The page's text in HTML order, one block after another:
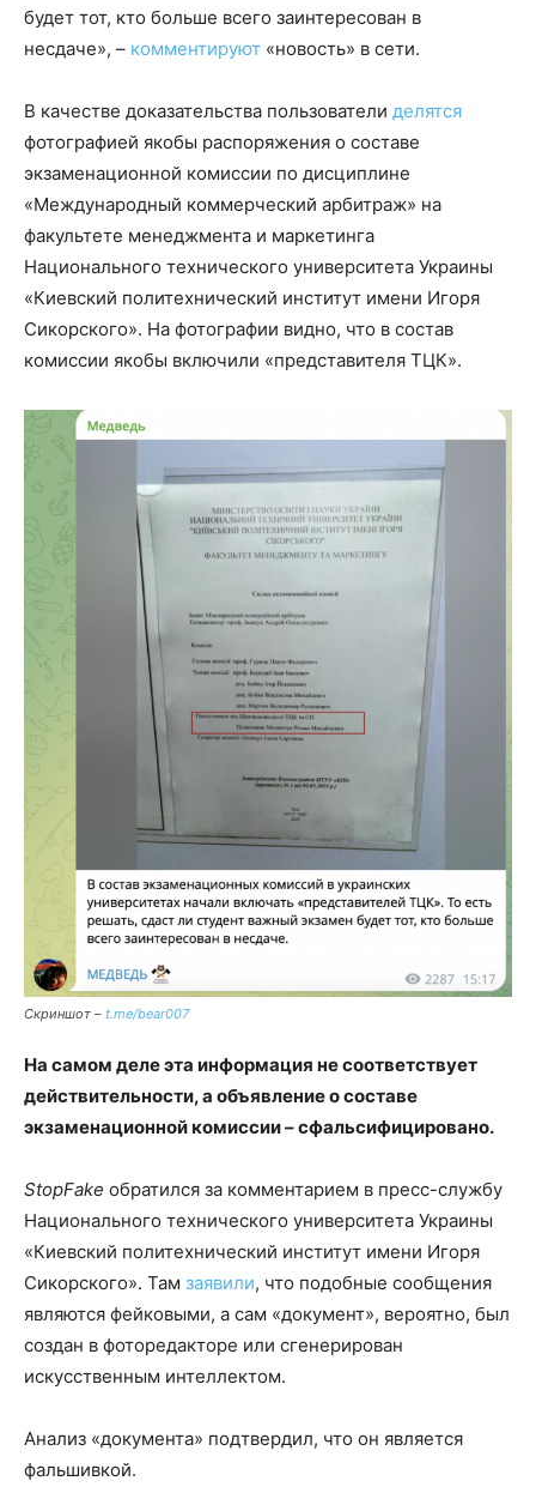
будет тот, кто больше всего заинтересован в
несдаче», – комментируют «новость» в сети.
В качестве доказательства пользователи делятся
фотографией якобы распоряжения о составе
экзаменационной комиссии по дисциплине
«Международный коммерческий арбитраж» на
факультете менеджмента и маркетинга
Национального технического университета Украины
«Киевский политехнический институт имени Игоря
Сикорского». На фотографии видно, что в состав
комиссии якобы включили «представителя ТЦК».
Скриншот – t.me/bear007
На самом деле эта информация не соответствует
действительности, а объявление о составе
экзаменационной комиссии – сфальсифицировано.
StopFake обратился за комментарием в пресс-службу
Национального технического университета Украины
«Киевский политехнический институт имени Игоря
Сикорского». Там заявили, что подобные сообщения
являются фейковыми, а сам «документ», вероятно, был
создан в фоторедакторе или сгенерирован
искусственным интеллектом.
Анализ «документа» подтвердил, что он является
фальшивкой.